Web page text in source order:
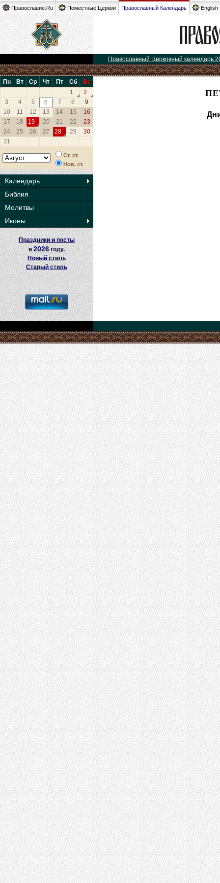
Православие.Ru Поместные Церкви Православный Календарь English
Православный Церковный календарь
Пн Вт Ср Чт Пт Сб
Вс
1
2
3
4 5 6 7 8
9
10
11 12 13 14 15
16
17
18 19 20 21 22
23
24
25 26 27 28 29
30
31
Ст. ст.
Нов. ст.
Календарь
Библия
Молитвы
Иконы
Праздники и посты
в2026 году.
Новый стиль
Старый стиль